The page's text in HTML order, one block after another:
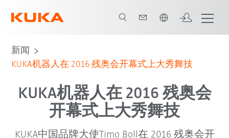
新闻
KUKA机器人在 2016 残奥会开幕式上大秀舞技
KUKA机器人在 2016 残奥会
开幕式上大秀舞技
KUKA中国品牌大使Timo Boll在 2016 残奥会开